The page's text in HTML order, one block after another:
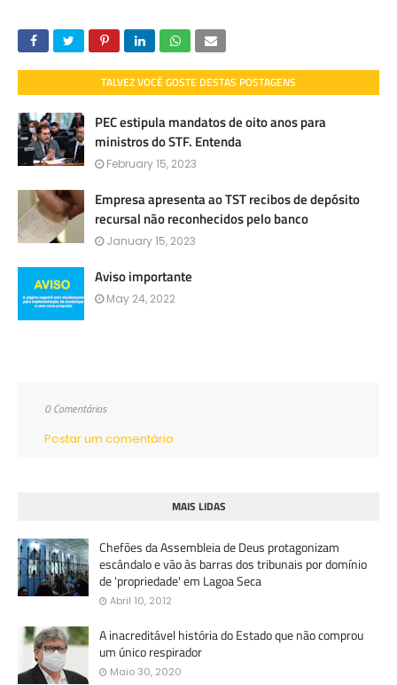
TALVEZ VOCÊ GOSTE DESTAS POSTAGENS
PEC estipula mandatos de oito anos para
ministros do STF. Entenda
February 15, 2023
Empresa apresenta ao TST recibos de depósito
recursal não reconhecidos pelo banco
January 15, 2023
Aviso importante
May 24, 2022
0 Comentários
Postar um comentário
MAIS LIDAS
Chefões da Assembleia de Deus protagonizam
escândalo e vão às barras dos tribunais por domínio
de 'propriedade' em Lagoa Seca
Abril 10, 2012
A inacreditável história do Estado que não comprou
um único respirador
Maio 30, 2020